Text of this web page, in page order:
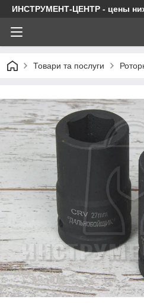
ИНСТРУМЕНТ-ЦЕНТР - цены
Товари та послуги